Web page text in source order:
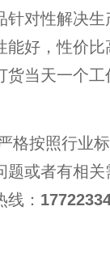
针对性解决
好，性价比
货当天一个工
格按照行业
题或者有相
：